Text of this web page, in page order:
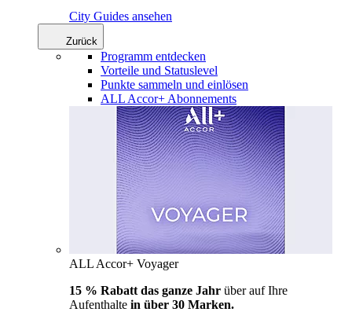
City Guides ansehen
Zurück
Programm entdecken
Vorteile und Statuslevel
Punkte sammeln und einlösen
ALL Accor+ Abonnements
ALL Accor+ Voyager
15 % Rabatt das ganze Jahr über auf Ihre
Aufenthalte in über 30 Marken.